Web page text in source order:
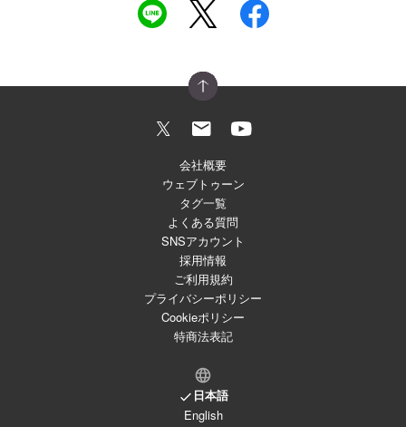
会社概要
ウェブトゥーン
タグ一覧
よくある質問
SNSアカウント
採用情報
ご利用規約
プライバシーポリシー
Cookieポリシー
特商法表記
日本語
English